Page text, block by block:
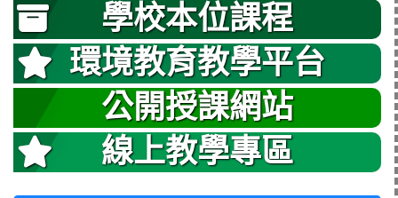
學校本位課程
環境教育教學平台
公開授課網站
線上教學專區